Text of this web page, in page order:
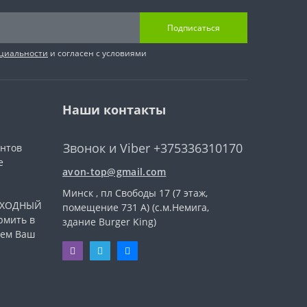
Подписаться
и согласен с условиями
в
Ваш
Наши контакты
Звонок и Viber +375336310170
avon-top@gmail.com
Минск , пл Свободы 17 (7 этаж,
помещение 731 А) (с.м.Немига,
здание Burger King)